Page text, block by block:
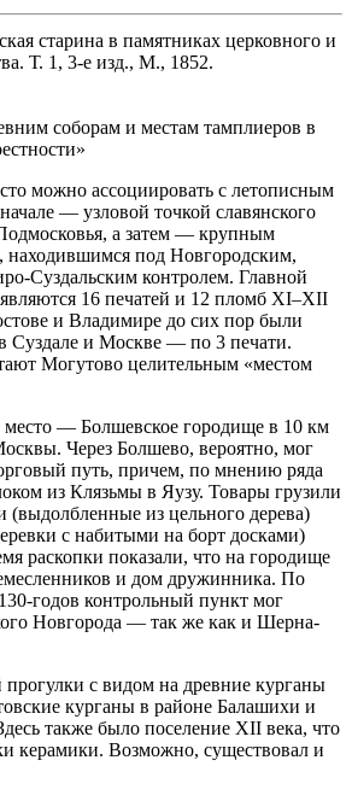
старина в памятниках церковного и
Т. 1, 3-е изд., М., 1852.
соборам и местам тамплиеров в
можно ассоциировать с летописным
— узловой точкой славянского
а затем — крупным
находившимся под Новгородским,
Суздальским контролем. Главной
16 печатей и 12 пломб XI–XII
и Владимире до сих пор были
Суздале и Москве — по 3 печати.
Могутово целительным «местом
— Болшевское городище в 10 км
Через Болшево, вероятно, мог
путь, причем, по мнению ряда
из Клязьмы в Яузу. Товары грузили
(выдолбленные из цельного дерева)
с набитыми на борт досками)
раскопки показали, что на городище
и дом дружинника. По
годов контрольный пункт мог
Новгорода — так же как и Шерна-
с видом на древние курганы
курганы в районе Балашихи и
также было поселение XII века, что
керамики. Возможно, существовал и